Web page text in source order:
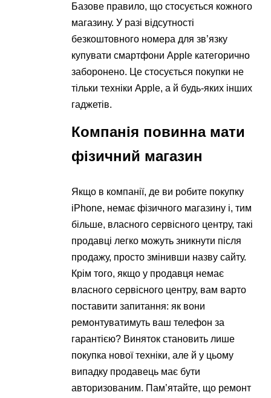
Базове правило, що стосується кожного
магазину. У разі відсутності
безкоштовного номера для зв’язку
купувати смартфони Apple категорично
заборонено. Це стосується покупки не
тільки техніки Apple, а й будь-яких інших
гаджетів.
Компанія повинна мати
фізичний магазин
Якщо в компанії, де ви робите покупку
iPhone, немає фізичного магазину і, тим
більше, власного сервісного центру, такі
продавці легко можуть зникнути після
продажу, просто змінивши назву сайту.
Крім того, якщо у продавця немає
власного сервісного центру, вам варто
поставити запитання: як вони
ремонтуватимуть ваш телефон за
гарантією? Виняток становить лише
покупка нової техніки, але й у цьому
випадку продавець має бути
авторизованим. Пам’ятайте, що ремонт